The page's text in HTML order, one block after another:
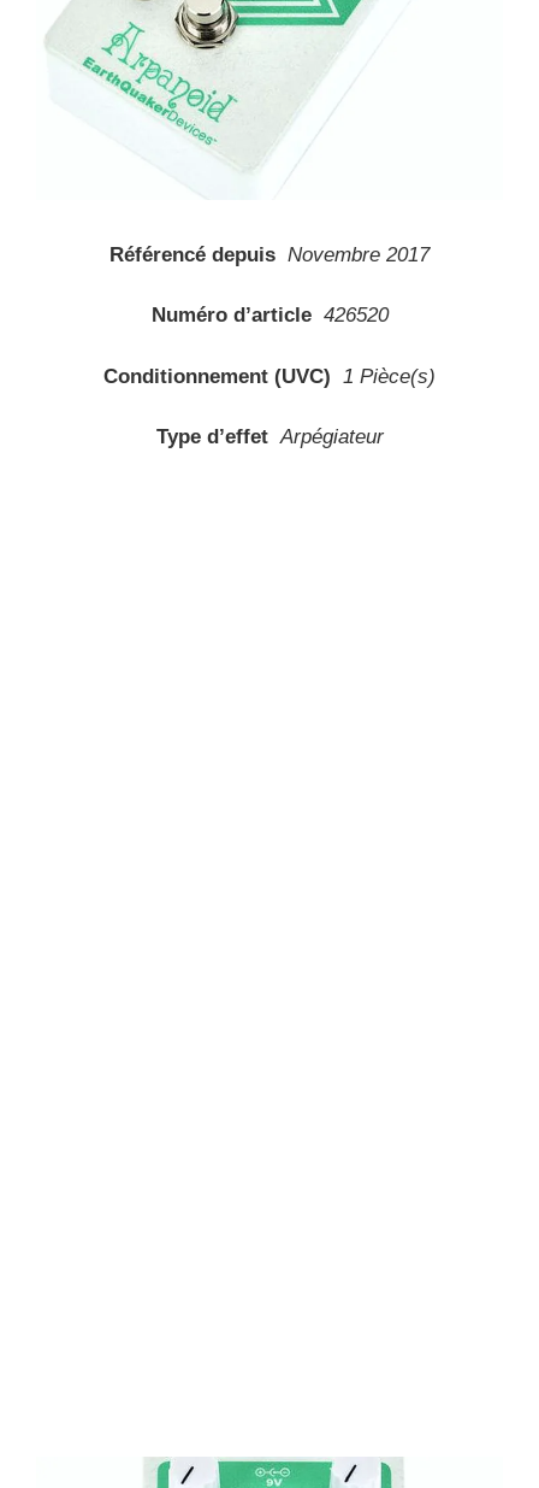
Référencé depuis Novembre 2017
Numéro d’article 426520
Conditionnement (UVC) 1 Pièce(s)
Type d’effetArpégiateur